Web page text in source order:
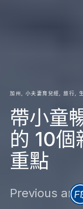
加州 小夫妻育兒經 旅行
帶小童
的 10個
重點
Previous